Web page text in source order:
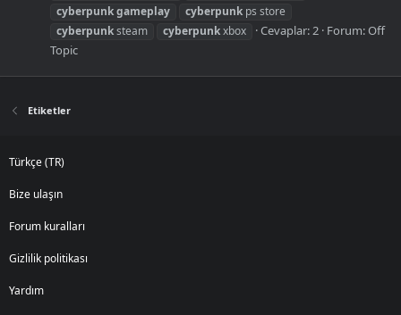
cyberpunkgameplay cyberpunk ps store
cyberpunksteam cyberpunkxbox Cevaplar: 2 Forum:Off
Topic
Etiketler
Türkçe (TR)
Bize ulaşın
Forum kuralları
Gizlilik politikası
Yardım